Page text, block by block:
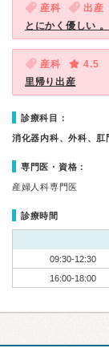
産科 出産
とにかく優しい 。
産科
4.5
里帰り出産
診療科目：
消化器内科、外科、肛
専門医・資格：
産婦人科専門医
診療時間
09:30-12:30
16:00-18:00